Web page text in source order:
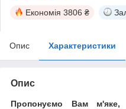
Економія 3806 ₴
Опис Характеристики
Опис
Пропонуємо Вам